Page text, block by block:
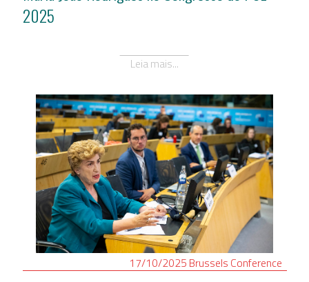
2025
Leia mais...
17/10/2025 Brussels Conference